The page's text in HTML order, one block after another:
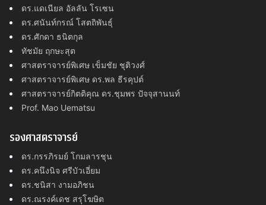
ดร.แดเนียล อัลลัน โรเซน
ดร.ศนันท์กรณ์ โสตถิพันธุ์
ดร.ศักดา ธนิตกุล
ทัชมัย ฤกษะสุต
ศาสตราจารย์พิเศษ เข็มชัย ชุติวงศ์
ศาสตราจารย์พิเศษ ดร.พล ธีรคุปต์
ศาสตราจารย์กิตติคุณ ดร.ชุมพร ปัจจุสานนท์
Prof. Mao Uematsu
รองศาสตราจารย์
ดร.กรรภิรมย์ โกมลารชุน
ดร.คนึงนิจ ศรีบัวเอี่ยม
ดร.ชนิสา งามอภิชน
ดร.ณรงค์เดช สรุโฆษิต